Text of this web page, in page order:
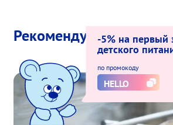
Рекомендуем для вас
-5% на первый
детского
по промокоду
HELLO